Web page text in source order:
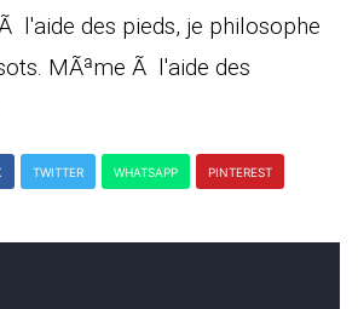
l'aide des pieds, je philosophe
MÃªme Ã l'aide des
TWITTER WHATSAPP PINTEREST